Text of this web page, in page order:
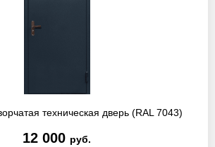
техническая дверь (RAL 7043)
12 000 руб.